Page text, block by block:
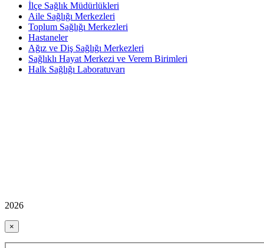
İlçe Sağlık Müdürlükleri
Aile Sağlığı Merkezleri
Toplum Sağlığı Merkezleri
Hastaneler
Ağız ve Diş Sağlığı Merkezleri
Sağlıklı Hayat Merkezi ve Verem Birimleri
Halk Sağlığı Laboratuvarı
2026
×